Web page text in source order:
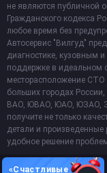
не являются публичной
Гражданского кодекса
любое время без
Автосервис "Вилгуд"
диагностике, кузовным
поддержке в идеальном
месторасположение СТО
больших городах
ВАО, ЮВАО, ЮАО, ЮЗАО,
получите не только
детали и
удобное решение
«Счастливые